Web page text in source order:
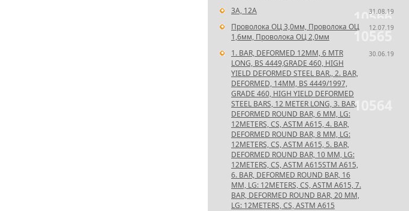
10566
31.08.19
3А, 12А
10565
12.07.19
Проволока ОЦ 3,0мм, Проволока ОЦ
1,6мм, Проволока ОЦ 2,0мм
10564
30.06.19
1. BAR, DEFORMED 12MM, 6 MTR
LONG, BS 4449,GRADE 460, HIGH
YIELD DEFORMED STEEL BAR., 2. BAR,
DEFORMED, 14MM, BS 4449/1997,
GRADE 460, HIGH YIELD DEFORMED
STEEL BARS, 12 METER LONG, 3. BAR,
DEFORMED ROUND BAR, 6 MM, LG:
12METERS, CS, ASTM A615, 4. BAR,
DEFORMED ROUND BAR, 8 MM, LG:
12METERS, CS, ASTM A615, 5. BAR,
DEFORMED ROUND BAR, 10 MM, LG:
12METERS, CS, ASTM A615STM A615,
6. BAR, DEFORMED ROUND BAR, 16
MM, LG: 12METERS, CS, ASTM A615, 7.
BAR, DEFORMED ROUND BAR, 20 MM,
LG: 12METERS, CS, ASTM A615